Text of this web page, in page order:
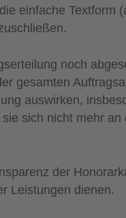
einfache Textform
noch
gesamten
auswirken,
sich nicht mehr
der
Leistungen dienen.